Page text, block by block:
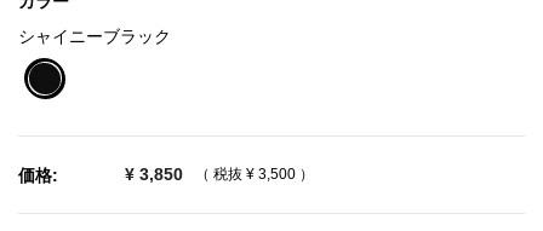
シャイニーブラック
価格: ¥ 3,850 （ 税抜 ¥ 3,500 ）